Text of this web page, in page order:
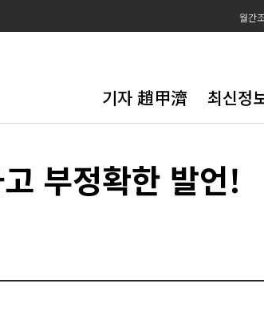
월간
기자 趙甲濟 최신정
부정확한 발언!